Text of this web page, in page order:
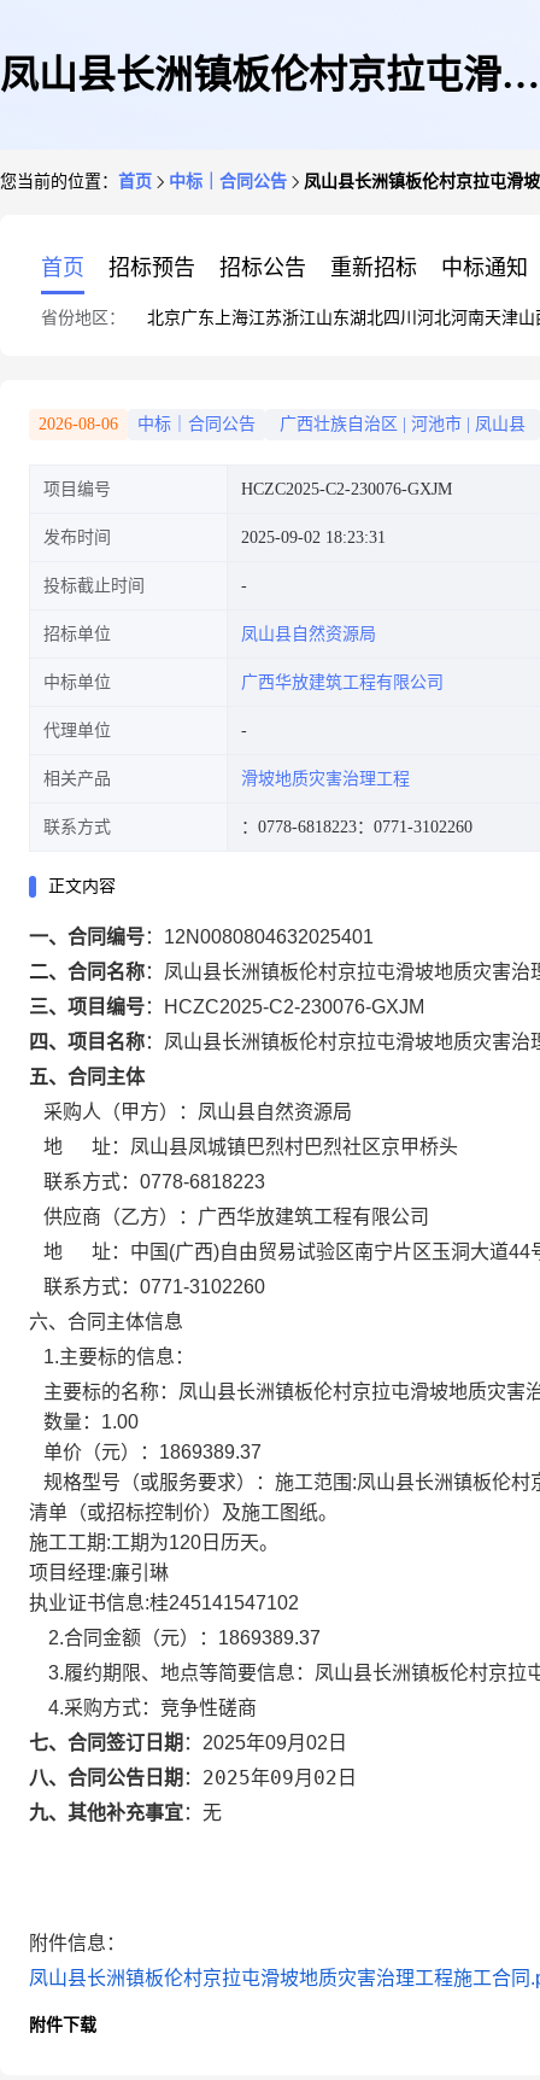
凤山县长洲镇板伦村京拉屯滑坡
您当前的位置： 首页 中标｜合同公告 凤山县长洲镇板伦村京拉屯滑
首页 招标预告 招标公告 重新招标 中标通知
省份地区： 北京广东 上海江苏浙江山东湖北四川 河北河南天津山
2026-08-06 中标｜合同公告 广西壮族自治区 河池市 凤山县
项目编号 HCZC2025-C2-230076-GXJM
发布时间 2025-09-02 18:23:31
投标截止时间
招标单位 凤山县自然资源局
中标单位 广西华放建筑工程有限公司
代理单位
相关产品 滑坡地质灾害治理工程
联系方式 ：0778-6818223：0771-3102260
正文内容
一、合同编号： 12N0080804632025401
二、合同名称： 凤山县长洲镇板伦村京拉屯滑坡地质灾害治
三、项目编号：
HCZC2025-C2-230076-GXJM
四、项目名称： 凤山县长洲镇板伦村京拉屯滑坡地质灾害治
五、合同主体
采购人（甲方）： 凤山县自然资源局
地 址： 凤山县凤城镇巴烈村巴烈社区京甲桥头
联系方式： 0778-6818223
供应商（乙方）： 广西华放建筑工程有限公司
地 址： 中国(广西)自由贸易试验区南宁片区玉洞大道
联系方式： 0771-3102260
六、合同主体信息
1.主要标的信息：
主要标的名称： 凤山县长洲镇板伦村京拉屯滑坡地质灾害
数量： 1.00
单价（元）： 1869389.37
规格型号（或服务要求）： 施工范围:凤山县长洲镇板伦
清单（或招标控制价）及施工图纸。
施工工期:工期为120日历天。
项目经理:廉引琳
执业证书信息:桂245141547102
2.合同金额（元）： 1869389.37
3.履约期限、地点等简要信息： 凤山县长洲镇板伦村京拉
4.采购方式： 竞争性磋商
七、合同签订日期 ： 2025年09月02日
八、合同公告日期 ： 2025年09月02日
九、其他补充事宜： 无
附件信息：
凤山县长洲镇板伦村京拉屯滑坡地质灾害治理工程施工合同
附件下载